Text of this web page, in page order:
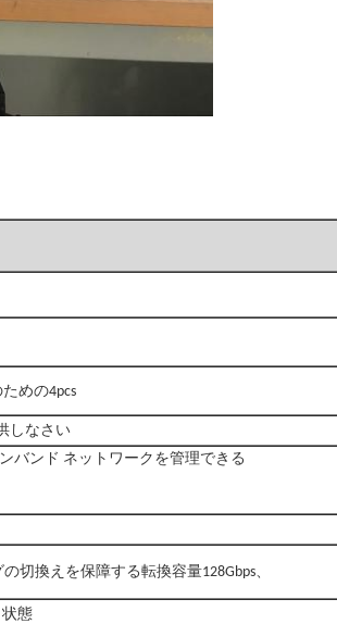
めの4pcs
しなさい
バンド ネットワークを管理できる
切換えを保障する転換容量128Gbps、
態